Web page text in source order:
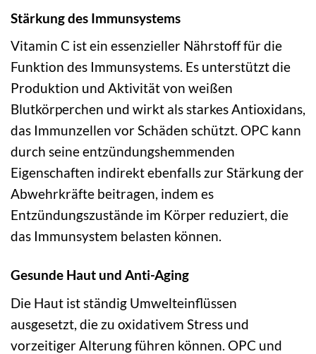
Stärkung des Immunsystems
Vitamin C ist ein essenzieller Nährstoff für die
Funktion des Immunsystems. Es unterstützt die
Produktion und Aktivität von weißen
Blutkörperchen und wirkt als starkes Antioxidans,
das Immunzellen vor Schäden schützt. OPC kann
durch seine entzündungshemmenden
Eigenschaften indirekt ebenfalls zur Stärkung der
Abwehrkräfte beitragen, indem es
Entzündungszustände im Körper reduziert, die
das Immunsystem belasten können.
Gesunde Haut und Anti-Aging
Die Haut ist ständig Umwelteinflüssen
ausgesetzt, die zu oxidativem Stress und
vorzeitiger Alterung führen können. OPC und